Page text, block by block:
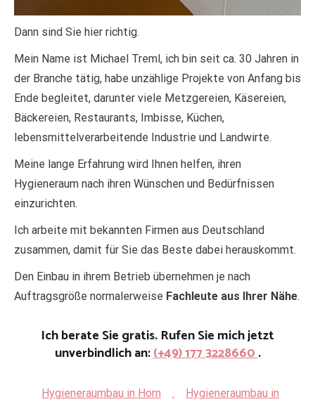
Dann sind Sie hier richtig.
Mein Name ist Michael Treml, ich bin seit ca. 30 Jahren in
der Branche tätig, habe unzählige Projekte von Anfang bis
Ende begleitet, darunter viele Metzgereien, Käsereien,
Bäckereien, Restaurants, Imbisse, Küchen,
lebensmittelverarbeitende Industrie und Landwirte.
Meine lange Erfahrung wird Ihnen helfen, ihren
Hygieneraum nach ihren Wünschen und Bedürfnissen
einzurichten.
Ich arbeite mit bekannten Firmen aus Deutschland
zusammen, damit für Sie das Beste dabei herauskommt.
Den Einbau in ihrem Betrieb übernehmen je nach
Auftragsgröße normalerweise Fachleute aus Ihrer Nähe.
Ich berate Sie gratis. Rufen Sie mich jetzt
unverbindlich an:(+49) 177 3228660.
Hygieneraumbau in Horn . Hygieneraumbau in